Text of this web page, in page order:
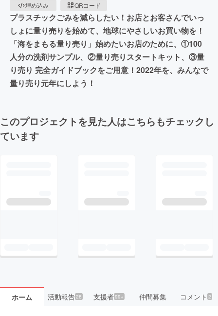
埋め込み
QRコード
プラスチックごみを減らしたい！お店とお客さんでいっ
しょに量り売りを始めて、地球にやさしいお買い物を！
「海をまもる量り売り」始めたいお店のために、①100
人分の洗剤サンプル、②量り売りスタートキット、③量
り売り 完全ガイドブックをご用意！2022年を、みんなで
量り売り元年にしよう！
このプロジェクトを見た人はこちらもチェックし
ています
ホーム 活動報告28 支援者99+ 仲間募集 コメント2